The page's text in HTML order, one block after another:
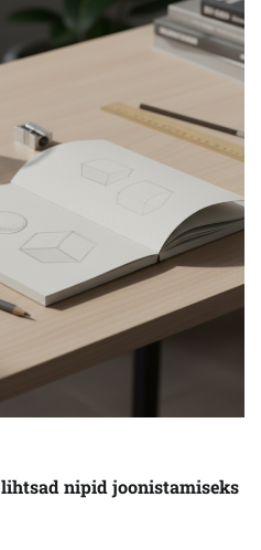
nipid joonistamiseks